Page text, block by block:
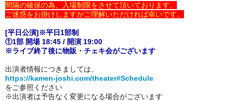
間隔の確保の為、入場制限をさせて頂いております。
ご迷惑をお掛けしますがご理解いただければ幸いです。
[平日公演]※平日1部制
①1部 開場 18:45 / 開演 19:00
※ライブ終了後に物販・チェキ会がございます
出演者情報につきましては、
https://kamen-joshi.com/theater#Schedule
をご参照ください
※出演者は予告なく変更になる場合がございます